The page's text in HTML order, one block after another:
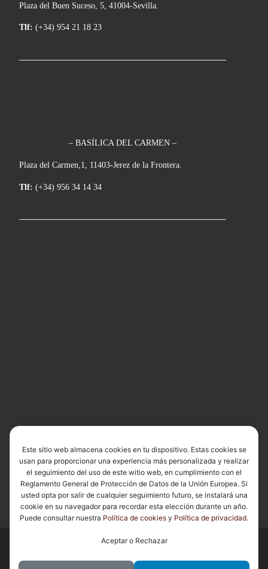
Plaza del Buen Suceso, 5, 41004-Sevilla.
Tlf: (+34) 954 21 18 23
– BASÍLICA DEL CARMEN –
Plaza del Carmen,1, 11403-Jerez de la Frontera.
Tlf: (+34) 956 34 14 34
Basílica de Nuestra Señora del Carmen Coronada
los derechos reservados
Este sitio web almacena cookies en tu dispositivo. Estas cookies se
usan para proporcionar una experiencia más personalizada y realizar
el seguimiento del uso de este witio web, en cumplimiento con el
Reglamento General de Protección de Datos de la Unión Europea. Si
usted opta por salir de cualquier seguimiento futuro, se instalará una
cookie en su navegador para recordar esta elección durante un año.
Puede consultar nuestra Política de cookies y Política de privacidad.
Aceptar o Rechazar